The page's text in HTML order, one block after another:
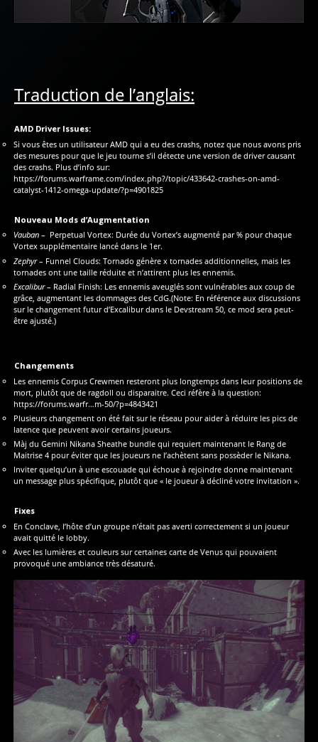
Traduction de l’anglais:
AMD Driver Issues:
Si vous êtes un utilisateur AMD qui a eu des crashs, notez que nous avons pris
des mesures pour que le jeu tourne s’il détecte une version de driver causant
des crashs. Plus d’info sur:
https://forums.warframe.com/index.php?/topic/433642-crashes-on-amd-
catalyst-1412-omega-update/?p=4901825
Nouveau Mods d’Augmentation
Vauban – Perpetual Vortex: Durée du Vortex’s augmenté par % pour chaque
Vortex supplémentaire lancé dans le 1er.
Zephyr– Funnel Clouds: Tornado génère x tornades additionnelles, mais les
tornades ont une taille réduite et n’attirent plus les ennemis.
Excalibur– Radial Finish: Les ennemis aveuglés sont vulnérables aux coup de
grâce, augmentant les dommages des CdG.(Note: En référence aux discussions
sur le changement futur d’Excalibur dans le Devstream 50, ce mod sera peut-
être ajusté.)
Changements
Les ennemis Corpus Crewmen resteront plus longtemps dans leur positions de
mort, plutôt que de ragdoll ou disparaitre. Ceci réfère à la question:
https://forums.warfr…m-50/?p=4843421
Plusieurs changement on été fait sur le réseau pour aider à réduire les pics de
latence que peuvent avoir certains joueurs.
Màj du Gemini Nikana Sheathe bundle qui requiert maintenant le Rang de
Maitrise 4 pour éviter que les joueurs ne l’achètent sans possèder le Nikana.
Inviter quelqu’un à une escouade qui échoue à rejoindre donne maintenant
un message plus spécifique, plutôt que « le joueur à décliné votre invitation ».
Fixes
En Conclave, l’hôte d’un groupe n’était pas averti correctement si un joueur
avait quitté le lobby.
Avec les lumières et couleurs sur certaines carte de Venus qui pouvaient
provoqué une ambiance très désaturé.